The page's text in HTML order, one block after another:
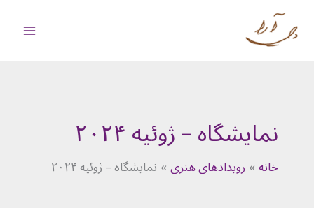
نمایشگاه – ژوئیه ۲۰۲۴
خانه رویدادهای هنری نمایشگاه – ژوئیه ۲۰۲۴